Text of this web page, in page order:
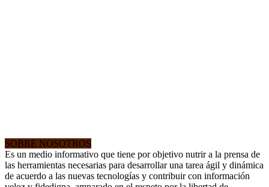
SOBRE NOSOTROS
Es un medio informativo que tiene por objetivo nutrir a la prensa de
las herramientas necesarias para desarrollar una tarea ágil y dinámica
de acuerdo a las nuevas tecnologías y contribuir con información